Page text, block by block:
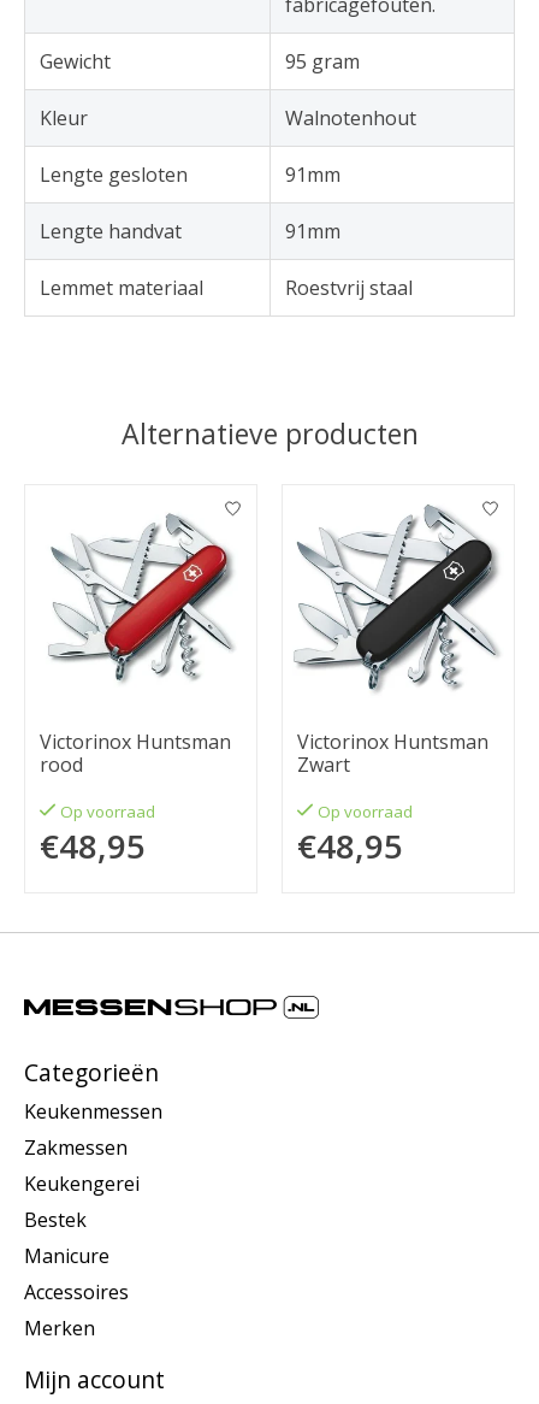
Gewicht 95 gram
Kleur Walnotenhout
Lengte gesloten 91mm
Lengte handvat 91mm
Lemmet materiaal Roestvrij staal
Alternatieve producten
Items van productcarrousel
Victorinox Huntsman
rood
Op voorraad
€48,95
Victorinox Huntsman
Zwart
Op voorraad
€48,95
Categorieën
Keukenmessen
Zakmessen
Keukengerei
Bestek
Manicure
Accessoires
Merken
Mijn account